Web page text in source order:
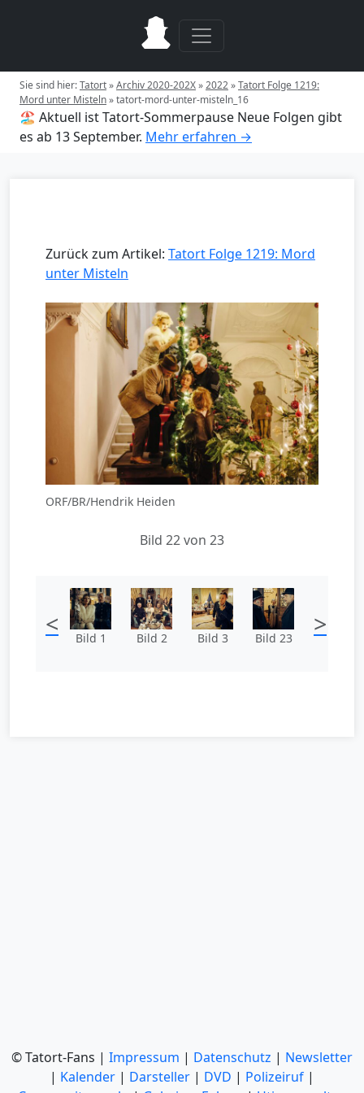
Sie sind hier:Tatort»Archiv 2020-202X»2022»Tatort Folge 1219:
Mord unter Misteln»tatort-mord-unter-misteln_16
🏖️ Aktuell ist Tatort-Sommerpause Neue Folgen gibt
es ab 13 September. Mehr erfahren →
Zurück zum Artikel: Tatort Folge 1219: Mord
unter Misteln
ORF/BR/Hendrik Heiden
Bild 22 von 23
< Bild 1 Bild 2 Bild 3 Bild 23 >
© Tatort-Fans | Impressum | Datenschutz | Newsletter
| Kalender | Darsteller | DVD | Polizeiruf |